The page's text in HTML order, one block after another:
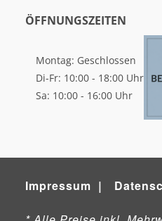
ÖFFNUNGSZEITEN
Montag: Geschlossen
Di-Fr: 10:00 - 18:00 Uhr
Sa: 10:00 - 16:00 Uhr
Impressum